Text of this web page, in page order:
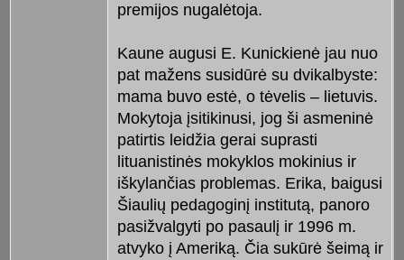
premijos nugalėtoja.
Kaune augusi E. Kunickienė jau nuo
pat mažens susidūrė su dvikal­byste:
mama buvo estė, o tėvelis – lie­tuvis.
Mokytoja įsitikinusi, jog ši as­meninė
patirtis leidžia gerai suprasti
lituanistinės mokyklos mokinius ir
iškylančias problemas. Erika, baigusi
Šiaulių pedagoginį institutą, pa­noro
pasižvalgyti po pasaulį ir 1996 m.
atvyko į Ameriką. Čia sukūrė šei­mą ir